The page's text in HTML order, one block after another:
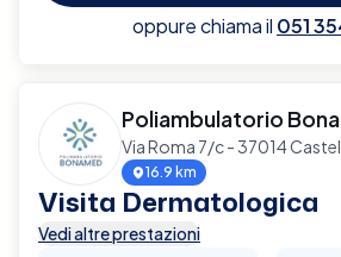
oppure chiama il 051
Poliambulatorio
Via Roma 7/c - 37014
16.9 km
Visita Dermatologica
Vedi altre prestazioni